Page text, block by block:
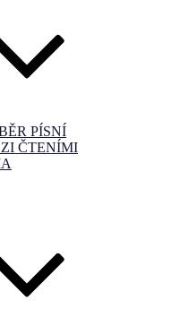
PÍSNÍ
ČTENÍMI